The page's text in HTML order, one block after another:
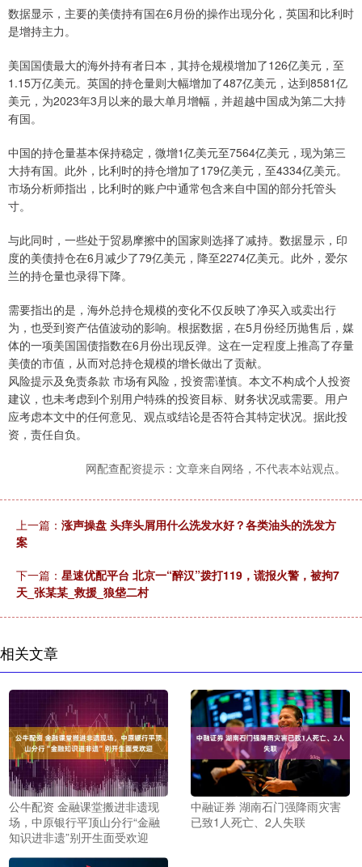
数据显示，主要的美债持有国在6月份的操作出现分化，英国和比利时
是增持主力。
美国国债最大的海外持有者日本，其持仓规模增加了126亿美元，至
1.15万亿美元。英国的持仓量则大幅增加了487亿美元，达到8581亿
美元，为2023年3月以来的最大单月增幅，并超越中国成为第二大持
有国。
中国的持仓量基本保持稳定，微增1亿美元至7564亿美元，现为第三
大持有国。此外，比利时的持仓增加了179亿美元，至4334亿美元。
市场分析师指出，比利时的账户中通常包含来自中国的部分托管头
寸。
与此同时，一些处于贸易摩擦中的国家则选择了减持。数据显示，印
度的美债持仓在6月减少了79亿美元，降至2274亿美元。此外，爱尔
兰的持仓量也录得下降。
需要指出的是，海外总持仓规模的变化不仅反映了净买入或卖出行
为，也受到资产估值波动的影响。根据数据，在5月份经历抛售后，媒
体的一项美国国债指数在6月份出现反弹。这在一定程度上推高了存量
美债的市值，从而对总持仓规模的增长做出了贡献。
风险提示及免责条款 市场有风险，投资需谨慎。本文不构成个人投资
建议，也未考虑到个别用户特殊的投资目标、财务状况或需要。用户
应考虑本文中的任何意见、观点或结论是否符合其特定状况。据此投
资，责任自负。
网配查配资提示：文章来自网络，不代表本站观点。
上一篇： 涨声操盘 头痒头屑用什么洗发水好？各类油头的洗发方
案
下一篇： 星速优配平台 北京一“醉汉”拨打119，谎报火警，被拘7
天_张某某_救援_狼垡二村
相关文章
公牛配资 金融课堂搬进非遗现
场，中原银行平顶山分行“金融
知识进非遗”别开生面受欢迎
中融证券 湖南石门强降雨灾害
已致1人死亡、2人失联